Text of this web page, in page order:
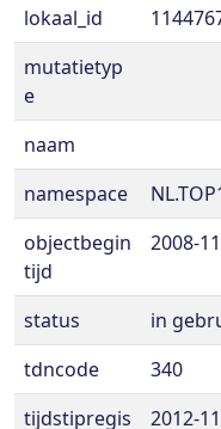
lokaal_id
mutatietyp
e
naam
namespace
objectbegin
tijd
2008-
status
in
tdncode
340
tijdstipregis
2012-